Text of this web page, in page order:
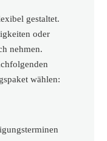
gestaltet.
oder
nehmen.
wählen: